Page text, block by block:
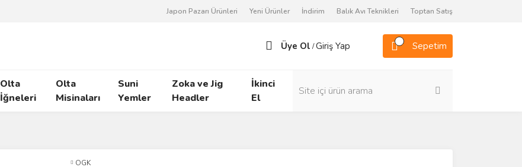
Japon Pazarı Ürünleri Yeni Ürünler İndirim Balık Avı Teknikleri Toptan Satış
Üye Ol /Giriş Yap Sepetim
Olta
İğneleri
Olta
Misinaları
Suni
Yemler
Zoka ve Jig
Headler
İkinci
El
OGK